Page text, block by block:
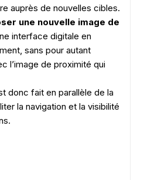
auprès de nouvelles cibles.
une nouvelle image de
interface digitale en
sans pour autant
l’image de proximité qui
donc fait en parallèle de la
la navigation et la visibilité